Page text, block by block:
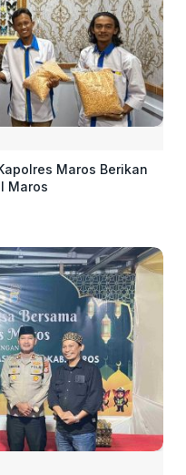
Maros Berikan
Maros